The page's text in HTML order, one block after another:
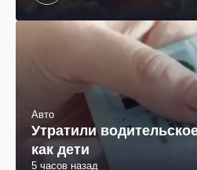
Авто
Утратили
как дети
5 часов назад